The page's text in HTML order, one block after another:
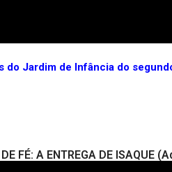
do Jardim de Infância do
FÉ: A ENTREGA DE ISAQUE